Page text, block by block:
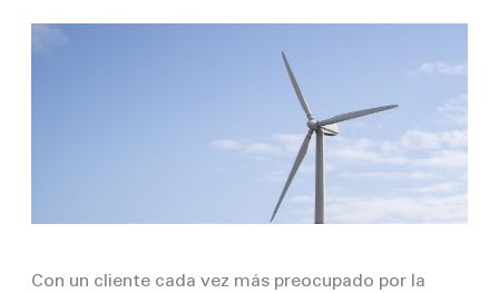
Con un cliente cada vez más preocupado por la